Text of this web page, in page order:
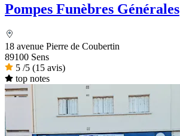
Pompes Funèbres Générales
18 avenue Pierre de Coubertin
89100 Sens
5 /5 (15 avis)
top notes